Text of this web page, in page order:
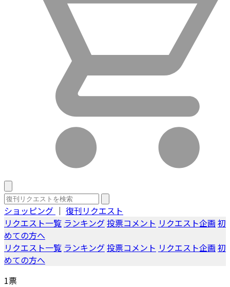
ショッピング ｜ 復刊リクエスト
リクエスト一覧 ランキング投票コメント リクエスト企画 初
めての方へ
リクエスト一覧 ランキング投票コメント リクエスト企画 初
めての方へ
1票